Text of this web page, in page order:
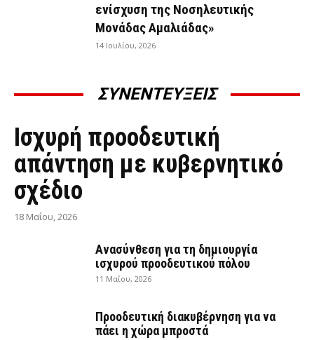
ενίσχυση της Νοσηλευτικής
Μονάδας Αμαλιάδας»
14 Ιουλίου, 2026
ΣΥΝΕΝΤΕΥΞΕΙΣ
ΣΥΝΕΝΤΕΎΞΕΙΣ
Ισχυρή προοδευτική
απάντηση με κυβερνητικό
σχέδιο
18 Μαΐου, 2026
Ανασύνθεση για τη δημιουργία
ισχυρού προοδευτικού πόλου
11 Μαΐου, 2026
Προοδευτική διακυβέρνηση για να
πάει η χώρα μπροστά